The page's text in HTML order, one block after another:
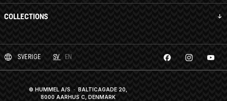
COLLECTIONS
SVERIGE SV EN
© HUMMEL A/S · BALTICAGADE 20,
8000 AARHUS C, DENMARK